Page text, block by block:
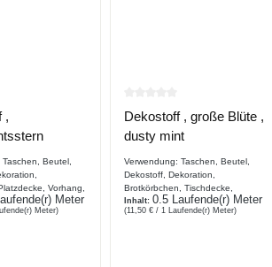
5 SternenBewertung von 0 von 5 Sternen
,
Beutel,
Vorhang,
bedruckter
Meter
Meter)
Durchschnittliche
Dekostoff , große Blüte ,
dusty mint
Verwendung: Taschen, Beutel,
Dekostoff, Dekoration,
Brotkörbchen, Tischdecke,
Platzdecke, Hundekissen,
Vorhang, Stuhl, Sofaabdeckung
Inhalt: 0.5 Laufende(r) Meter
(11,50 € / 1 Laufende(r) Meter)